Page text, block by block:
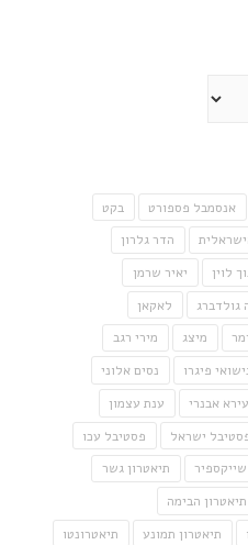
אנסמבל פספורט
בקט
הדר גלרון
לוין
יאיר שרמן
גולדברג
לאקאן
מיצג
מירי רגב
פיגרו
נסים אלוני
עירא אבנרי
ענת עצמון
ישראל
פסטיבל עכו
שייקספיר
תיאטרון גשר
תיאטרון הבימה
תיאטרון תמונע תיאטרונטו